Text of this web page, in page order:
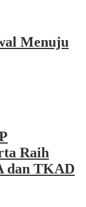
Menuju
Raih
dan TKAD